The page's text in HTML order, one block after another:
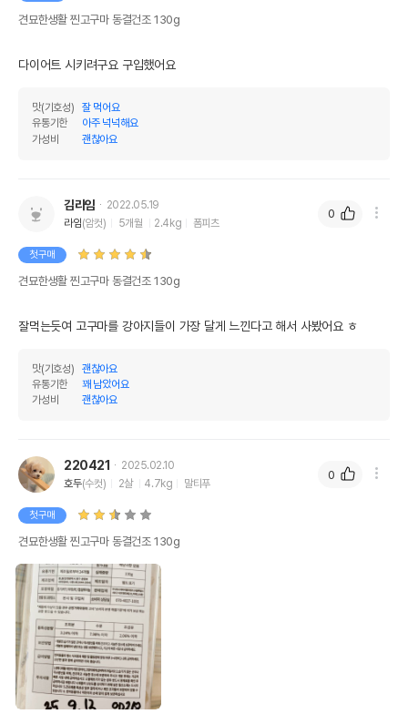
견묘한생활 찐고구마 동결건조 130g
다이어트 시키려구요 구입했어요
맛(기호성)
잘 먹어요
유통기한
아주 넉넉해요
가성비
괜찮아요
김라임
2022.05.19
라임(암컷) 5개월 2.4kg 폼피츠
첫구매
견묘한생활 찐고구마 동결건조 130g
잘먹는듯여 고구마를 강아지들이 가장 달게 느낀다고 해서 사봤어요 ㅎ
맛(기호성)
괜찮아요
유통기한
꽤 남았어요
가성비
괜찮아요
0
220421
2025.02.10
호두(수컷) 2살 4.7kg 말티푸
첫구매
견묘한생활 찐고구마 동결건조 130g
0